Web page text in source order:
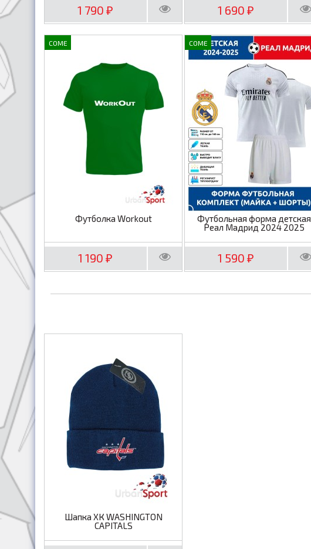
1 790₽ 1 690₽
COME
Футболка Workout
1 190₽
COME
Футбольная форма детская
Реал Мадрид 2024 2025
1 590₽
Шапка ХК WASHINGTON
CAPITALS